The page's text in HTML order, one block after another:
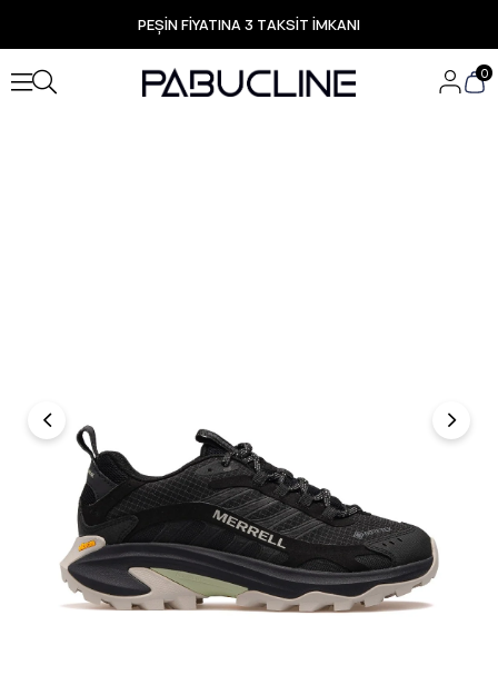
PEŞİN FİYATINA 3 TAKSİT İMKANI
TÜM ÜRÜNLERDE ÜCRETSİZ KARGO
Yeni Sezon Ürünlerde Özel Fırsatlar
Seçili Ürünlerde Hızlı Teslimat
0